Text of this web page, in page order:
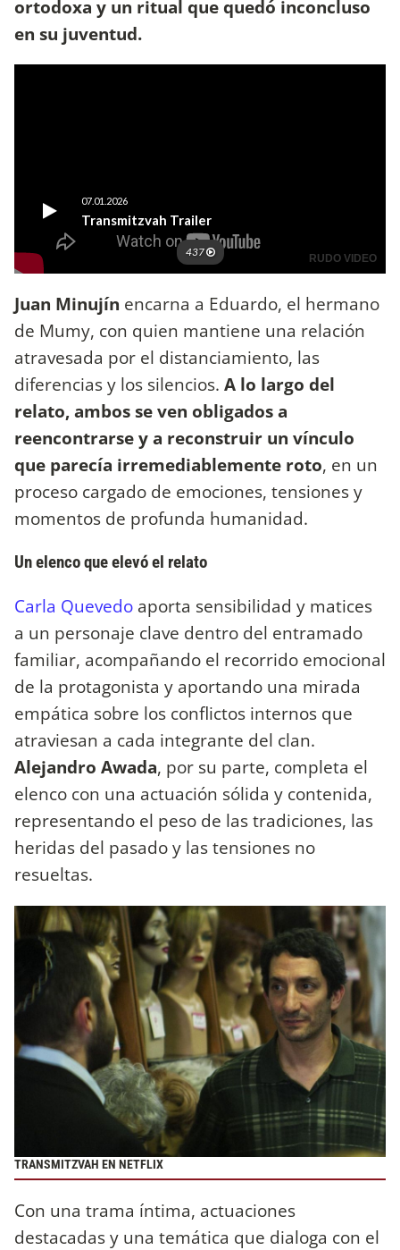
ortodoxa y un ritual que quedó inconcluso
en su juventud.
Juan Minujín encarna a Eduardo, el hermano
de Mumy, con quien mantiene una relación
atravesada por el distanciamiento, las
diferencias y los silencios. A lo largo del
relato, ambos se ven obligados a
reencontrarse y a reconstruir un vínculo
que parecía irremediablemente roto, en un
proceso cargado de emociones, tensiones y
momentos de profunda humanidad.
Un elenco que elevó el relato
Carla Quevedo aporta sensibilidad y matices
a un personaje clave dentro del entramado
familiar, acompañando el recorrido emocional
de la protagonista y aportando una mirada
empática sobre los conflictos internos que
atraviesan a cada integrante del clan.
Alejandro Awada, por su parte, completa el
elenco con una actuación sólida y contenida,
representando el peso de las tradiciones, las
heridas del pasado y las tensiones no
resueltas.
TRANSMITZVAH EN NETFLIX
Con una trama íntima, actuaciones
destacadas y una temática que dialoga con el